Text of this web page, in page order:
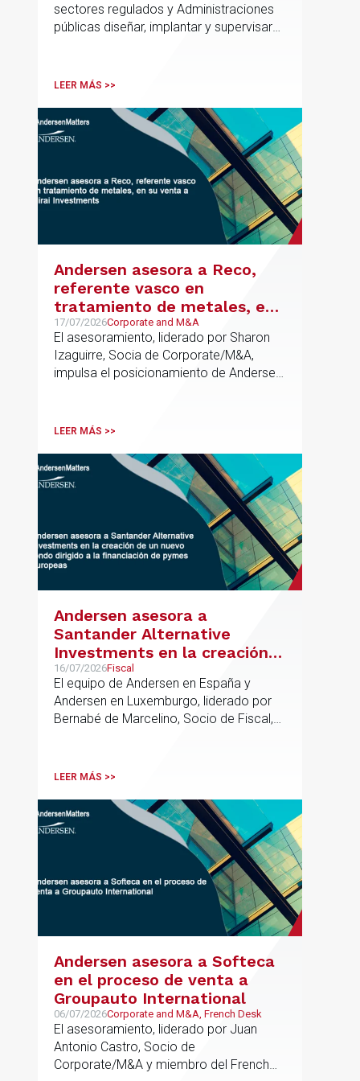
sectores regulados y Administraciones
públicas diseñar, implantar y supervisar
cumplimiento normativo desde el origen.
metodología propia de gestión de
riesgos de IA y se alinea con la
estrategia española de IA soberana
articulada en torno a ALIA.
LEER MÁS >>
Andersen asesora a Reco,
referente vasco en
tratamiento de metales, en
su venta a Mirai Investments
17/07/2026Corporate and M&A
El asesoramiento, liderado por Sharon
Izaguirre, Socia de Corporate/M&A,
impulsa el posicionamiento de Andersen
procesos estratégicos de M&A
LEER MÁS >>
Andersen asesora a
Santander Alternative
Investments en la creación
de un nuevo fondo dirigido a
la financiación de pymes
europeas
16/07/2026Fiscal
El equipo de Andersen en España y
Andersen en Luxemburgo, liderado por
Bernabé de Marcelino, Socio de Fiscal,
formación del fondo, hasta el primer
LEER MÁS >>
Andersen asesora a Softeca
en el proceso de venta a
Groupauto International
06/07/2026Corporate and M&A, French Desk
El asesoramiento, liderado por Juan
Antonio Castro, Socio de
Corporate/M&A y miembro del French